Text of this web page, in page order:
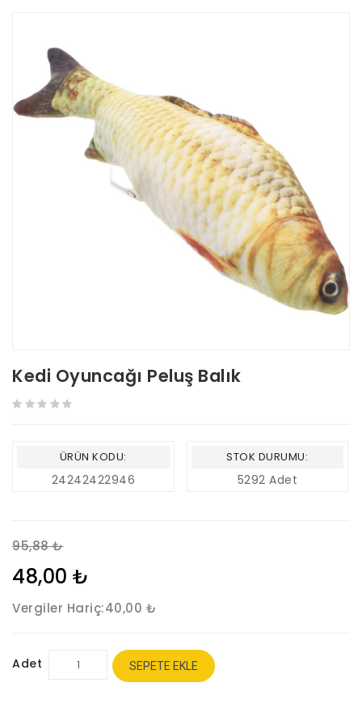
Kedi Oyuncağı Peluş Balık
ÜRÜN KODU:
24242422946
STOK DURUMU:
5292 Adet
95,88 ₺
48,00 ₺
Vergiler Hariç:40,00 ₺
Adet SEPETE EKLE